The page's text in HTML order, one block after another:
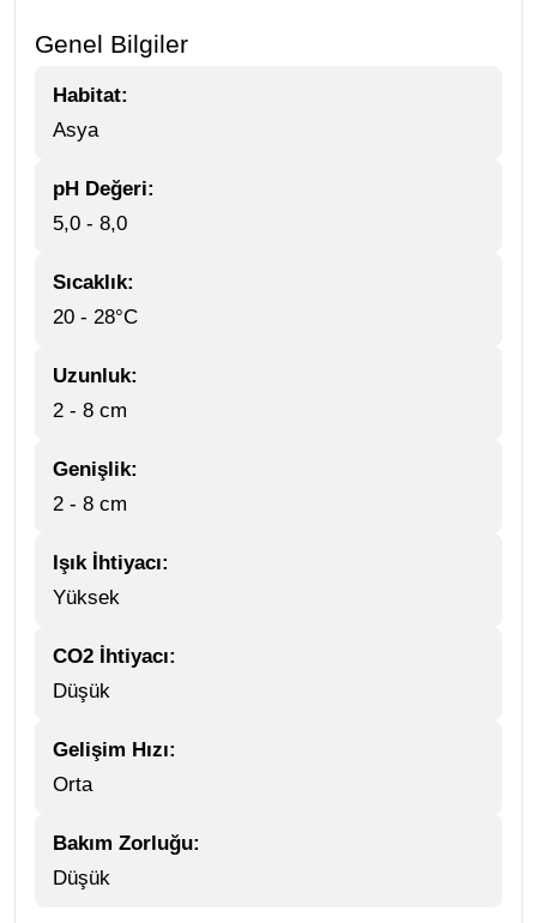
Genel Bilgiler
Habitat:
Asya
pH Değeri:
5,0 - 8,0
Sıcaklık:
20 - 28°C
Uzunluk:
2 - 8 cm
Genişlik:
2 - 8 cm
Işık İhtiyacı:
Yüksek
CO2 İhtiyacı:
Düşük
Gelişim Hızı:
Orta
Bakım Zorluğu:
Düşük